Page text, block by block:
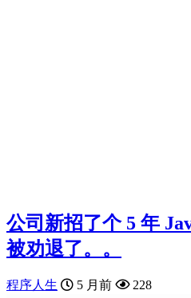
公司新招了个 5 年
被劝退了。。
程序人生 5 月前 228